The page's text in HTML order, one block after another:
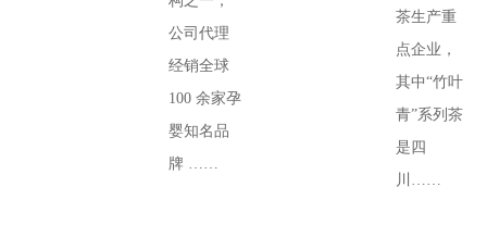
公司代理
经销全球
100 余家孕
婴知名品
牌 ……
茶生产重
点企业，
其中“竹叶
青”系列茶
是四
川……